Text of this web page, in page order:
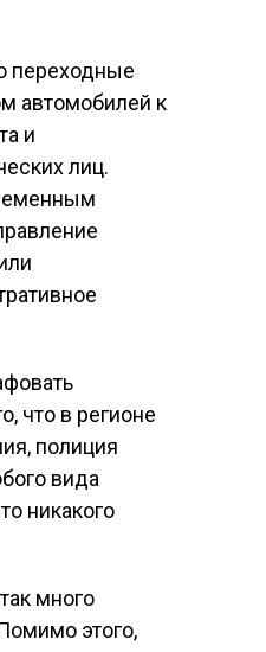
переходные
автомобилей к
и
лиц.
что в регионе
полиция
вида
никакого
много
этого,